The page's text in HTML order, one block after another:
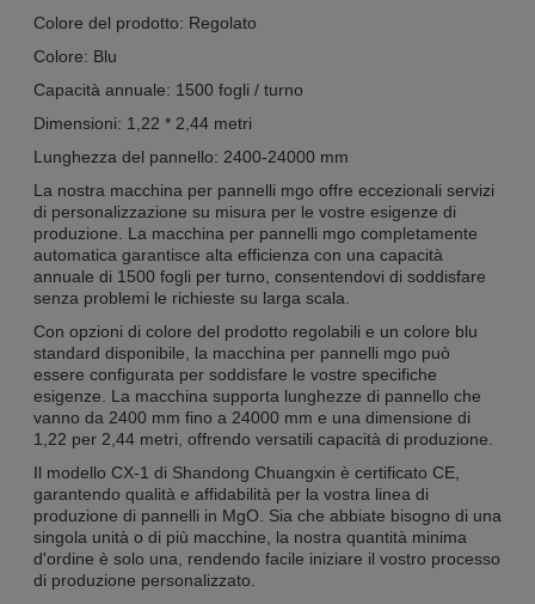
Colore del prodotto: Regolato
Colore: Blu
Capacità annuale: 1500 fogli / turno
Dimensioni: 1,22 * 2,44 metri
Lunghezza del pannello: 2400-24000 mm
La nostra macchina per pannelli mgo offre eccezionali servizi
di personalizzazione su misura per le vostre esigenze di
produzione. La macchina per pannelli mgo completamente
automatica garantisce alta efficienza con una capacità
annuale di 1500 fogli per turno, consentendovi di soddisfare
senza problemi le richieste su larga scala.
Con opzioni di colore del prodotto regolabili e un colore blu
standard disponibile, la macchina per pannelli mgo può
essere configurata per soddisfare le vostre specifiche
esigenze. La macchina supporta lunghezze di pannello che
vanno da 2400 mm fino a 24000 mm e una dimensione di
1,22 per 2,44 metri, offrendo versatili capacità di produzione.
Il modello CX-1 di Shandong Chuangxin è certificato CE,
garantendo qualità e affidabilità per la vostra linea di
produzione di pannelli in MgO. Sia che abbiate bisogno di una
singola unità o di più macchine, la nostra quantità minima
d'ordine è solo una, rendendo facile iniziare il vostro processo
di produzione personalizzato.